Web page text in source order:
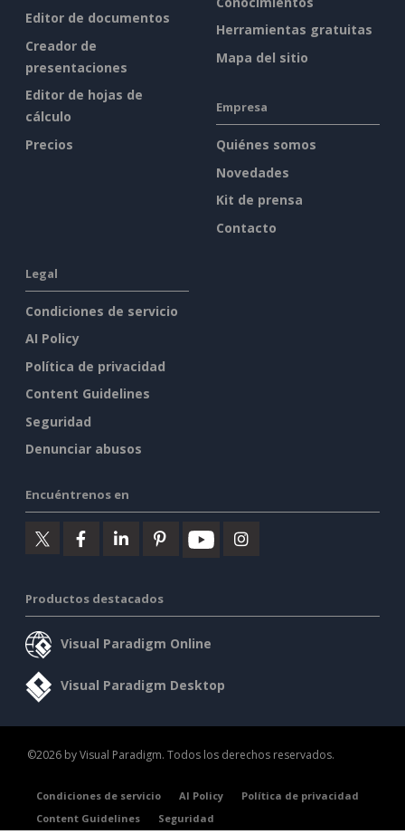
Editor de documentos
Creador de
presentaciones
Editor de hojas de
cálculo
Precios
Herramientas gratuitas
Mapa del sitio
Empresa
Quiénes somos
Novedades
Kit de prensa
Contacto
Legal
Condiciones de servicio
AI Policy
Política de privacidad
Content Guidelines
Seguridad
Denunciar abusos
Encuéntrenos en
Productos destacados
Visual Paradigm Online
Visual Paradigm Desktop
©2026 by Visual Paradigm. Todos los derechos reservados.
Condiciones de servicio AI Policy
Política de privacidad
Content Guidelines
Seguridad